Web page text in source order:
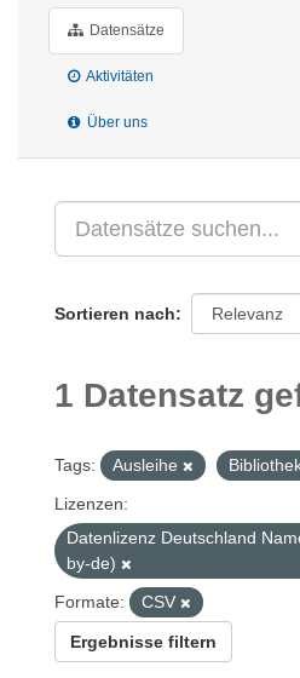
Datensätze
Aktivitäten
Über uns
Sortieren nach
1 Datensatz
Tags: Ausleihe
Lizenzen:
Datenlizenz Deutschland
by-de)
Formate:
CSV
Ergebnisse filtern